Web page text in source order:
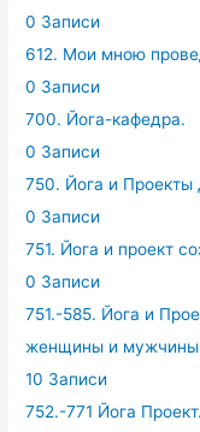
0 Записи
612. Мои мною
0 Записи
700. Йога-кафедра.
0 Записи
750. Йога и
0 Записи
751. Йога и проект
0 Записи
751.-585. Йога и
женщины и мужчины
10 Записи
752.-771 Йога